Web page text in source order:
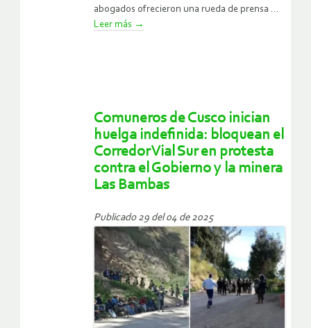
abogados ofrecieron una rueda de prensa ...
Leer más →
Comuneros de Cusco inician
huelga indefinida: bloquean el
Corredor Vial Sur en protesta
contra el Gobierno y la minera
Las Bambas
Publicado 29 del 04 de 2025